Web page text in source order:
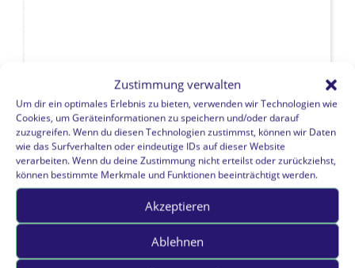
Zustimmung verwalten
Um dir ein optimales Erlebnis zu bieten, verwenden wir Technologien wie
Cookies, um Geräteinformationen zu speichern und/oder darauf
zuzugreifen. Wenn du diesen Technologien zustimmst, können wir Daten
wie das Surfverhalten oder eindeutige IDs auf dieser Website
verarbeiten. Wenn du deine Zustimmung nicht erteilst oder zurückziehst,
können bestimmte Merkmale und Funktionen beeinträchtigt werden.
Akzeptieren
Ablehnen